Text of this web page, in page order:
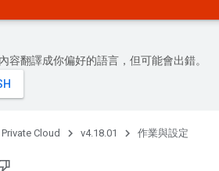
容翻譯成你偏好的語言，但可能會出錯。
Cloud v4.18.01 作業與設定